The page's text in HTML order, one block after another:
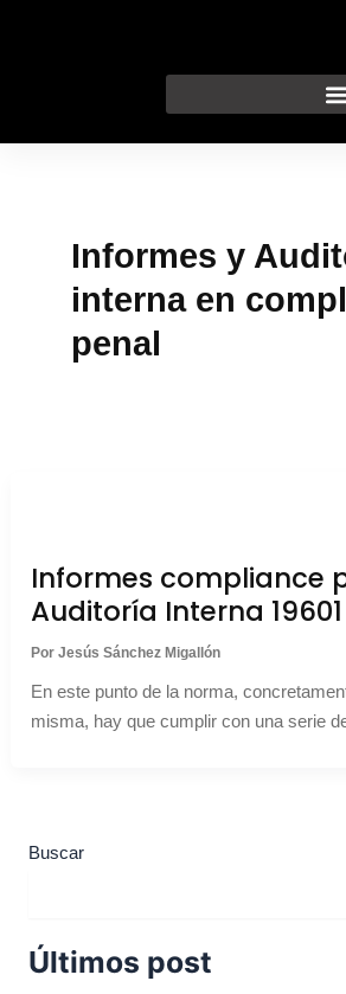
Informes y
interna en
penal
Informes compliance
Auditoría Interna 19601
PorJesús Sánchez Migallón
En este punto de la norma,
misma, hay que cumplir con una serie
Buscar
Últimos post